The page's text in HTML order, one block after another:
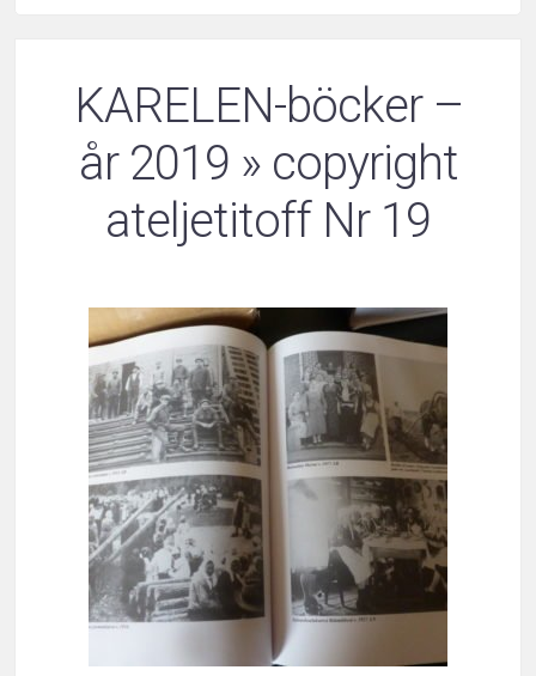
KARELEN-böcker –
år 2019 » copyright
ateljetitoff Nr 19